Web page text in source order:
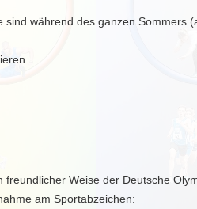
während des ganzen Sommers
Weise der Deutsche
am Sportabzeichen: